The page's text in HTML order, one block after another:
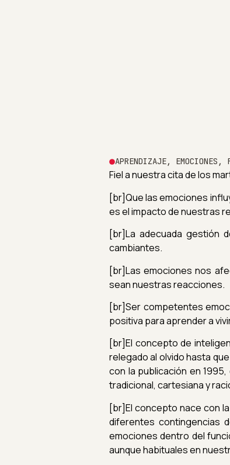
APRENDIZAJE, EMOCIONES ,
Fiel a nuestra cita de los
[br]Que las emociones
es el impacto de nuestras
[br]La adecuada gestión
cambiantes.
[br]Las emociones nos
sean nuestras reacciones.
[br]Ser competentes
positiva para aprender a
[br]El concepto de
relegado al olvido hasta
con la publicación en
tradicional, cartesiana y
[br]El concepto nace con
diferentes contingencias
emociones dentro del
aunque habituales en